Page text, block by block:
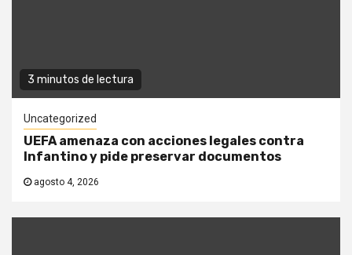
3 minutos de lectura
Uncategorized
UEFA amenaza con acciones legales contra
Infantino y pide preservar documentos
agosto 4, 2026